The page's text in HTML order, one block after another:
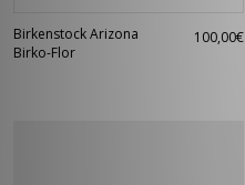
Birkenstock Arizona
Birko-Flor
100,00€